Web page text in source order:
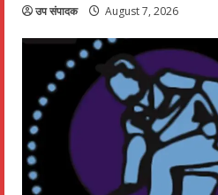
उप संपादक August 7, 2026